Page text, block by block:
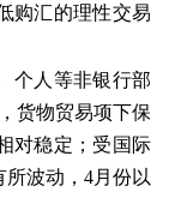
购汇的理性交易
个人等非银行部
货物贸易项下保
对稳定；受国际
波动，4月份以